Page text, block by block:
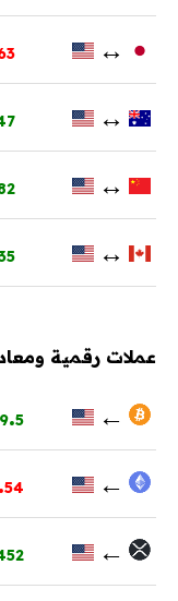
↔
↔
↔
↔
عملات رقمية
←
.5
←
.54
←